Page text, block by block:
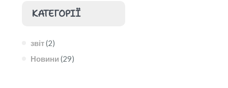
ОСВІТНІ
ЗАКЛАДІ ОСВІТИ
КАТЕГОРІЇ
звіт(2)
Новини (29)